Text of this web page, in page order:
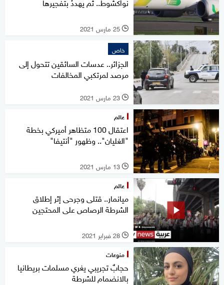
l 25 مارس 2021
خاص
الجزائر.. عدسات السائقين تتحول إلى
مرصد لمرتكبي المخالفات
l 23 مارس 2021
عالم
اعتقال 100 متظاهر أميركي بخطة
"الغليان".. وظهور "أنتيفا"
l 13 مارس 2021
عالم
ميانمار.. قتلى وجرحى إثر إطلاق
الشرطة الرصاص على المحتجين
l 28 فبراير 2021
منوعات
حجابٌ تجريبي يغري مسلمات بريطانيا
بالانضمام للشرطة